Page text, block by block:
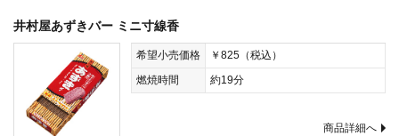
井村屋あずきバー ミニ寸線香
希望小売価格
￥825（税込）
燃焼時間
約19分
商品詳細へ